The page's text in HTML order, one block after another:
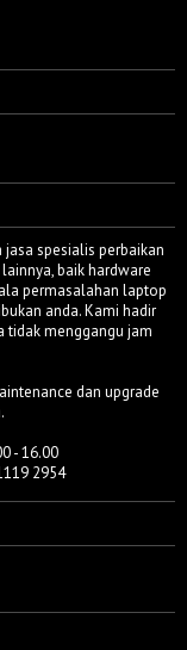
spesialis perbaikan
baik hardware
permasalahan laptop
anda. Kami hadir
tidak menggangu jam
dan upgrade
- 16.00
2954